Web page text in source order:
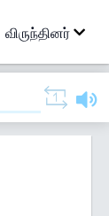
விருந்தினர்